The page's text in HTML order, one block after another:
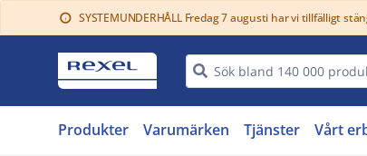
info SYSTEMUNDERHÅLL Fredag 7 augusti har vi tillfälligt
Produkter Varumärken Tjänster Vårt